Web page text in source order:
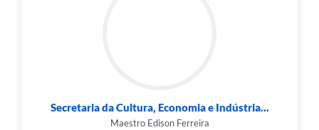
Secretaria da Cultura, Economia e Indústria...
Maestro Edison Ferreira